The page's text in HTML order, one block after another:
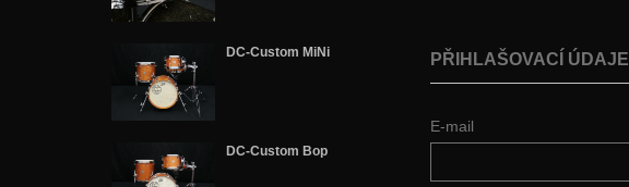
DC-Custom MiNi
DC-Custom Bop
PŘIHLAŠOVACÍ ÚDAJE
E-mail